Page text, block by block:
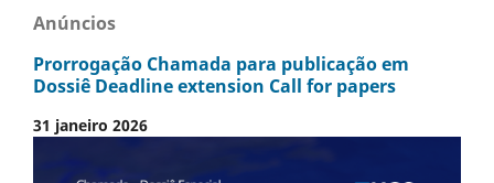
Anúncios
Prorrogação Chamada para publicação em
Dossiê Deadline extension Call for papers
31 janeiro 2026